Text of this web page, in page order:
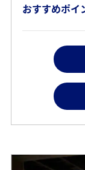
おすすめポイ